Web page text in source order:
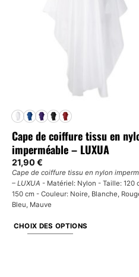
Cape de coiffure tissu en
imperméable – LUXUA
21,90€
Cape de coiffure tissu en nylon
– LUXUA - Matériel: Nylon - Taille: 120
150 cm - Couleur: Noire, Blanche,
Bleu, Mauve
CHOIX DES OPTIONS